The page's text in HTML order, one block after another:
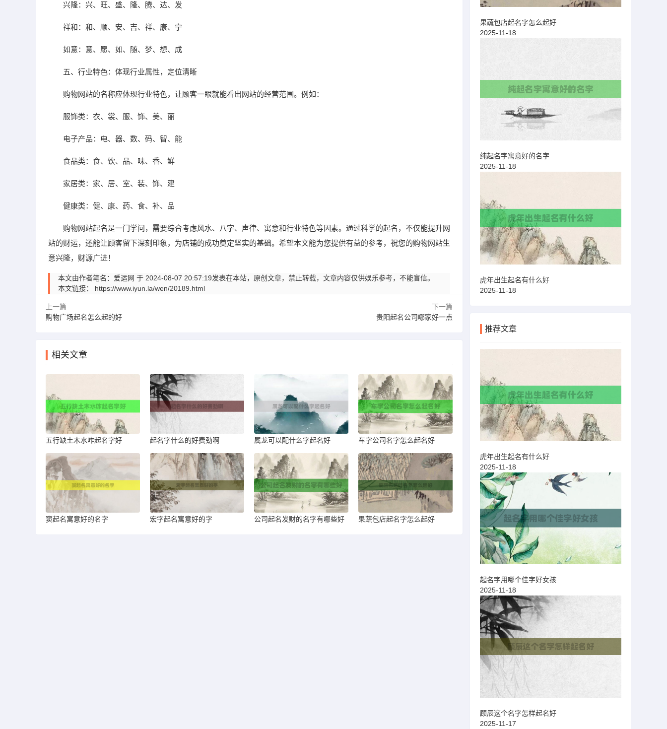
兴隆：兴、旺、盛、隆、腾、达、发
祥和：和、顺、安、吉、祥、康、宁
如意：意、愿、如、随、梦、想、成
五、行业特色：体现行业属性，定位清晰
购物网站的名称应体现行业特色，让顾客一眼就能看出网站的经营范围。例如：
服饰类：衣、裳、服、饰、美、丽
电子产品：电、器、数、码、智、能
食品类：食、饮、品、味、香、鲜
家居类：家、居、室、装、饰、建
健康类：健、康、药、食、补、品
购物网站起名是一门学问，需要综合考虑风水、八字、声律、寓意和行业特色等因素。通过科学的起名，不仅能提升网
站的财运，还能让顾客留下深刻印象，为店铺的成功奠定坚实的基础。希望本文能为您提供有益的参考，祝您的购物网站生
意兴隆，财源广进！
本文由作者笔名：爱运网 于 2024-08-07 20:57:19发表在本站，原创文章，禁止转载，文章内容仅供娱乐参考，不能盲信。
本文链接： https://www.iyun.la/wen/20189.html
上一篇
购物广场起名怎么起的好
下一篇
贵阳起名公司哪家好一点
相关文章
五行缺土木水咋起名字好 起名字什么的好费劲啊 属龙可以配什么字起名好 车字公司名字怎么起名好
窦起名寓意好的名字 宏字起名寓意好的字 公司起名发财的名字有哪些好 果蔬包店起名字怎么起好
果蔬包店起名字怎么起好
2025-11-18
纯起名字寓意好的名字
2025-11-18
虎年出生起名有什么好
2025-11-18
推荐文章
虎年出生起名有什么好
2025-11-18
起名字用哪个佳字好女孩
2025-11-18
顾辰这个名字怎样起名好
2025-11-17